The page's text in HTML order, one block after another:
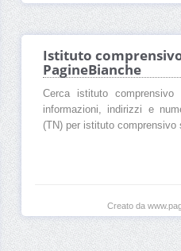
Istituto
PagineBianche
Cerca istituto
informazioni, indirizzi e
(TN) per istituto comprensivo
Creato da